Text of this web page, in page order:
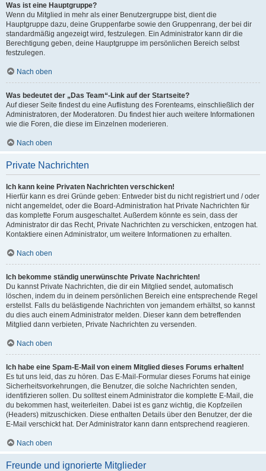
Was ist eine Hauptgruppe?
Wenn du Mitglied in mehr als einer Benutzergruppe bist, dient die
Hauptgruppe dazu, deine Gruppenfarbe sowie den Gruppenrang, der bei dir
standardmäßig angezeigt wird, festzulegen. Ein Administrator kann dir die
Berechtigung geben, deine Hauptgruppe im persönlichen Bereich selbst
festzulegen.
Nach oben
Was bedeutet der „Das Team“-Link auf der Startseite?
Auf dieser Seite findest du eine Auflistung des Forenteams, einschließlich der
Administratoren, der Moderatoren. Du findest hier auch weitere Informationen
wie die Foren, die diese im Einzelnen moderieren.
Nach oben
Private Nachrichten
Ich kann keine Privaten Nachrichten verschicken!
Hierfür kann es drei Gründe geben: Entweder bist du nicht registriert und / oder
nicht angemeldet, oder die Board-Administration hat Private Nachrichten für
das komplette Forum ausgeschaltet. Außerdem könnte es sein, dass der
Administrator dir das Recht, Private Nachrichten zu verschicken, entzogen hat.
Kontaktiere einen Administrator, um weitere Informationen zu erhalten.
Nach oben
Ich bekomme ständig unerwünschte Private Nachrichten!
Du kannst Private Nachrichten, die dir ein Mitglied sendet, automatisch
löschen, indem du in deinem persönlichen Bereich eine entsprechende Regel
erstellst. Falls du belästigende Nachrichten von jemandem erhältst, so kannst
du dies auch einem Administrator melden. Dieser kann dem betreffenden
Mitglied dann verbieten, Private Nachrichten zu versenden.
Nach oben
Ich habe eine Spam-E-Mail von einem Mitglied dieses Forums erhalten!
Es tut uns leid, das zu hören. Das E-Mail-Formular dieses Forums hat einige
Sicherheitsvorkehrungen, die Benutzer, die solche Nachrichten senden,
identifizieren sollen. Du solltest einem Administrator die komplette E-Mail, die
du bekommen hast, weiterleiten. Dabei ist es ganz wichtig, die Kopfzeilen
(Headers) mitzuschicken. Diese enthalten Details über den Benutzer, der die
E-Mail verschickt hat. Der Administrator kann dann entsprechend reagieren.
Nach oben
Freunde und ignorierte Mitglieder